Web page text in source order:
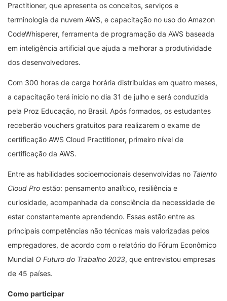
Practitioner, que apresenta os conceitos, serviços e
terminologia da nuvem AWS, e capacitação no uso do Amazon
CodeWhisperer, ferramenta de programação da AWS baseada
em inteligência artificial que ajuda a melhorar a produtividade
dos desenvolvedores.
Com 300 horas de carga horária distribuídas em quatro meses,
a capacitação terá início no dia 31 de julho e será conduzida
pela Proz Educação, no Brasil. Após formados, os estudantes
receberão vouchers gratuitos para realizarem o exame de
certificação AWS Cloud Practitioner, primeiro nível de
certificação da AWS.
Entre as habilidades socioemocionais desenvolvidas no Talento
Cloud Pro estão: pensamento analítico, resiliência e
curiosidade, acompanhada da consciência da necessidade de
estar constantemente aprendendo. Essas estão entre as
principais competências não técnicas mais valorizadas pelos
empregadores, de acordo com o relatório do Fórum Econômico
Mundial O Futuro do Trabalho 2023, que entrevistou empresas
de 45 países.
Como participar